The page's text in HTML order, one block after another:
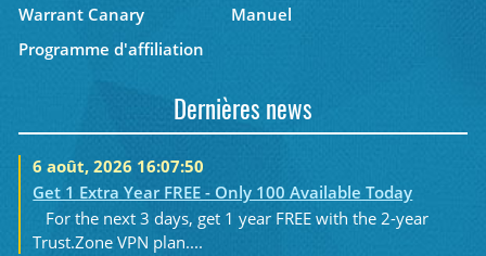
Warrant Canary
Manuel
Programme d'affiliation
Dernières news
6 août, 2026 16:07:50
Get 1 Extra Year FREE - Only 100 Available Today
For the next 3 days, get 1 year FREE with the 2-year
Trust.Zone VPN plan....